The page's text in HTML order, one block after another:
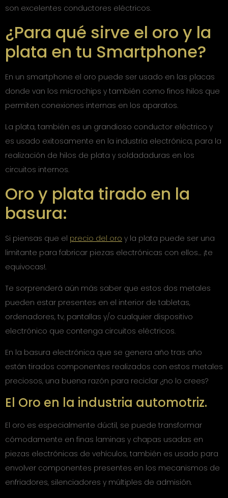
son excelentes conductores eléctricos.
¿Para qué sirve el oro y la
plata en tu Smartphone?
En un smartphone el oro puede ser usado en las placas
donde van los microchips y también como finos hilos que
permiten conexiones internas en los aparatos.
La plata, también es un grandioso conductor eléctrico y
es usado exitosamente en la industria electrónica, para la
realización de hilos de plata y soldadaduras en los
circuitos internos.
Oro y plata tirado en la
basura:
Si piensas que el precio del oro y la plata puede ser una
limitante para fabricar piezas electrónicas con ellos… ¡te
equivocas!.
Te sorprenderá aún más saber que estos dos metales
pueden estar presentes en el interior de tabletas,
ordenadores, tv, pantallas y/o cualquier dispositivo
electrónico que contenga circuitos eléctricos.
En la basura electrónica que se genera año tras año
están tirados componentes realizados con estos metales
preciosos, una buena razón para reciclar ¿no lo crees?
El Oro en la industria automotriz.
El oro es especialmente dúctil, se puede transformar
cómodamente en finas laminas y chapas usadas en
piezas electrónicas de vehículos, también es usado para
envolver componentes presentes en los mecanismos de
enfriadores, silenciadores y múltiples de admisión.